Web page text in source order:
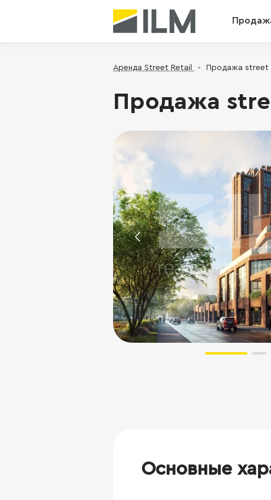
Аренда Street Retail Продажа street
Продажа
Основные